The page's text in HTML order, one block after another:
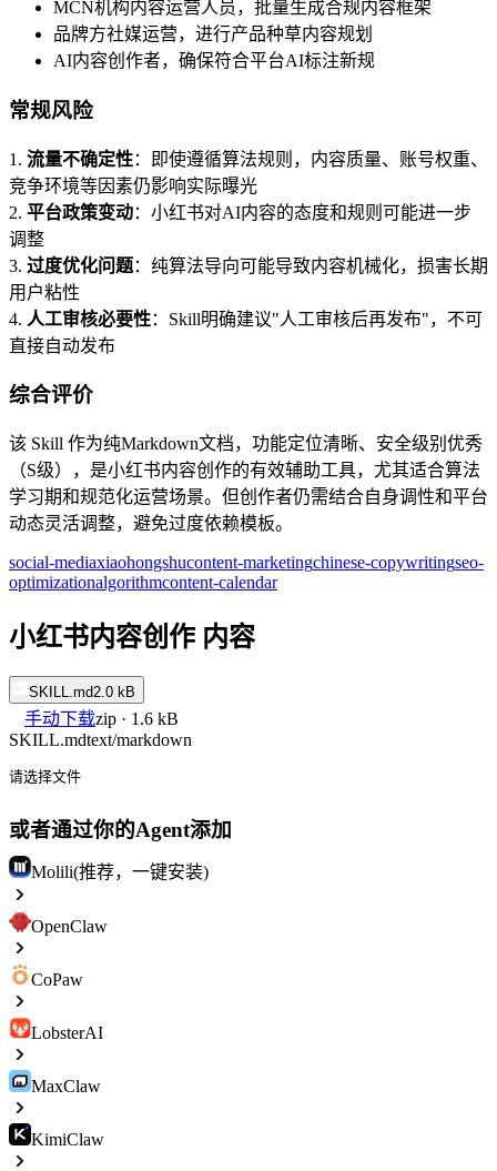
MCN机构内容运营人员，批量生成合规内容框架
品牌方社媒运营，进行产品种草内容规划
AI内容创作者，确保符合平台AI标注新规
常规风险
1. 流量不确定性：即使遵循算法规则，内容质量、账号权重、
竞争环境等因素仍影响实际曝光
2. 平台政策变动：小红书对AI内容的态度和规则可能进一步
调整
3. 过度优化问题：纯算法导向可能导致内容机械化，损害长期
用户粘性
4. 人工审核必要性：Skill明确建议"人工审核后再发布"，不可
直接自动发布
综合评价
该 Skill 作为纯Markdown文档，功能定位清晰、安全级别优秀
（S级），是小红书内容创作的有效辅助工具，尤其适合算法
学习期和规范化运营场景。但创作者仍需结合自身调性和平台
动态灵活调整，避免过度依赖模板。
social-mediaxiaohongshucontent-marketingchinese-copywritingseo-
optimizationalgorithmcontent-calendar
小红书内容创作 内容
SKILL.md2.0 kB
手动下载zip · 1.6 kB
SKILL.mdtext/markdown
请选择文件
或者通过你的Agent添加
Molili(推荐，一键安装)
OpenClaw
CoPaw
LobsterAI
MaxClaw
KimiClaw